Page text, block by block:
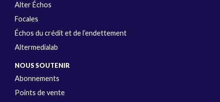
Alter Échos
Focales
Échos du crédit et de l’endettement
Altermedialab
NOUS SOUTENIR
Abonnements
Points de vente